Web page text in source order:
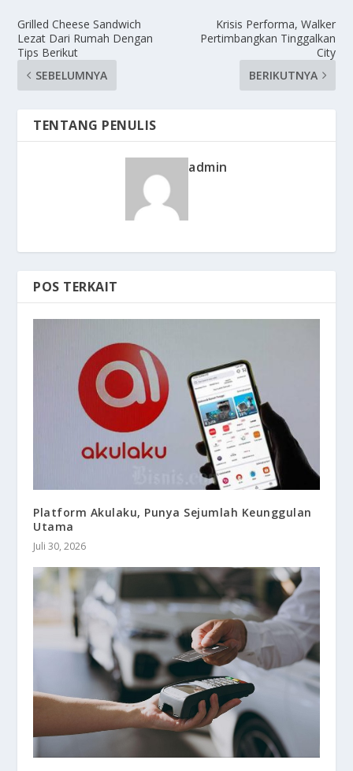
Grilled Cheese Sandwich
Lezat Dari Rumah Dengan
Tips Berikut
SEBELUMNYA
Krisis Performa, Walker
Pertimbangkan Tinggalkan
City
BERIKUTNYA
TENTANG PENULIS
admin
POS TERKAIT
Platform Akulaku, Punya Sejumlah Keunggulan
Utama
Juli 30, 2026